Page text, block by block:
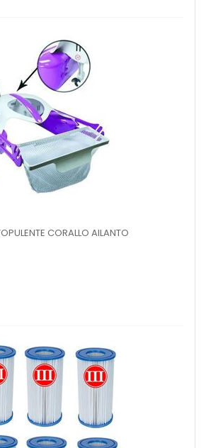
CORALLO AILANTO